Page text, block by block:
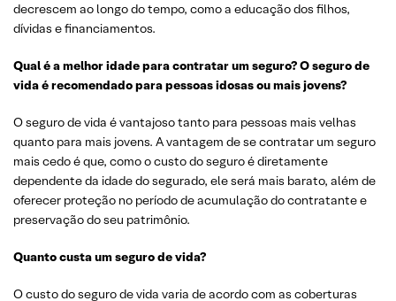
decrescem ao longo do tempo, como a educação dos filhos,
dívidas e financiamentos.
Qual é a melhor idade para contratar um seguro? O seguro de
vida é recomendado para pessoas idosas ou mais jovens?
O seguro de vida é vantajoso tanto para pessoas mais velhas
quanto para mais jovens. A vantagem de se contratar um seguro
mais cedo é que, como o custo do seguro é diretamente
dependente da idade do segurado, ele será mais barato, além de
oferecer proteção no período de acumulação do contratante e
preservação do seu patrimônio.
Quanto custa um seguro de vida?
O custo do seguro de vida varia de acordo com as coberturas